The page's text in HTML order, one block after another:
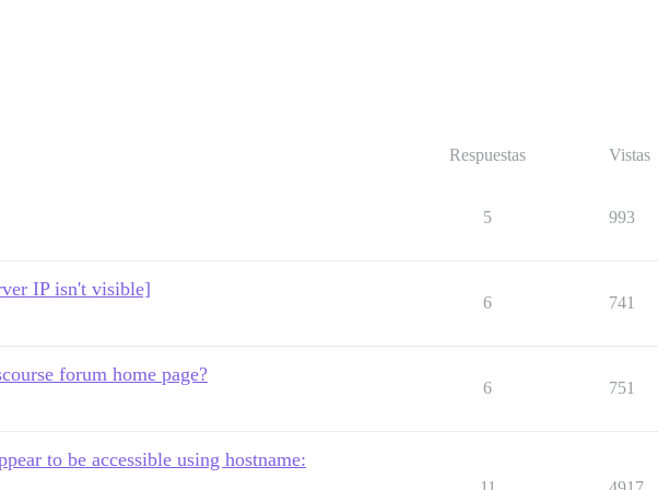
Respuestas Vistas
5 993
IP isn't visible]
6 741
forum home page?
6 751
to be accessible using hostname: